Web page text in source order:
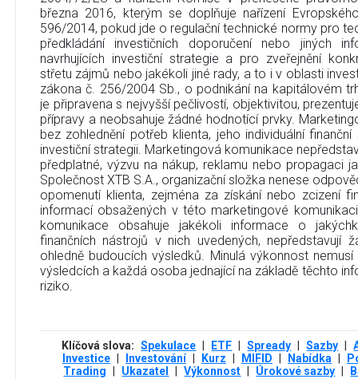
března 2016, kterým se doplňuje nařízení
596/2014, pokud jde o regulační technické normy pro
předkládání investičních doporučení nebo jiných
navrhujících investiční strategie a pro zveřejnění
střetu zájmů nebo jakékoli jiné rady, a to i v oblasti
zákona č. 256/2004 Sb., o podnikání na kapitálovém
je připravena s nejvyšší pečlivostí, objektivitou,
přípravy a neobsahuje žádné hodnotící prvky.
bez zohlednění potřeb klienta, jeho individuální
investiční strategii. Marketingová komunikace
předplatné, výzvu na nákup, reklamu nebo propagaci
Společnost XTB S.A., organizační složka nenese
opomenutí klienta, zejména za získání nebo zcizení
informací obsažených v této marketingové
komunikace obsahuje jakékoli informace o
finančních nástrojů v nich uvedených, nepředstavují
ohledně budoucích výsledků. Minulá výkonnost
výsledcích a každá osoba jednající na základě těchto
riziko.
Klíčová slova: Spekulace ETF Spready Sazby
Investice
Investování Kurz MIFID Nabídka
Trading
Ukazatel Výkonnost Úrokové sazby